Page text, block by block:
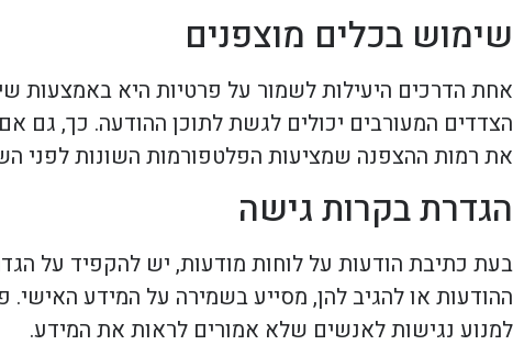
שימוש בכלים מוצפנים
אחת הדרכים היעילות לשמור על פרטיות היא באמצעות
הצדדים המעורבים יכולים לגשת לתוכן ההודעה. כך, גם
את רמות ההצפנה שמציעות הפלטפורמות השונות לפני
הגדרת בקרות גישה
בעת כתיבת הודעות על לוחות מודעות, יש להקפיד על
ההודעות או להגיב להן, מסייע בשמירה על המידע
למנוע נגישות לאנשים שלא אמורים לראות את המידע.